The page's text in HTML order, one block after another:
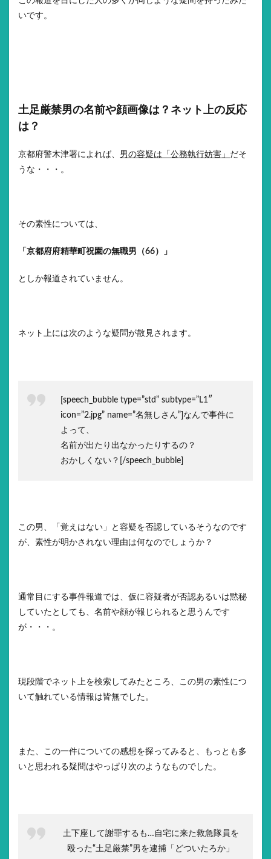
いです。
土足厳禁男の名前や顔画像は？ネット上の反応
は？
京都府警木津署によれば、 男の容疑は「公務執行妨害」 だそ
うな・・・。
その素性については、
「京都府府精華町祝園の無職男（66）」
としか報道されていません。
ネット上には次のような疑問が散見されます。
[speech_bubble type=”std” subtype=”L1″
icon=”2.jpg” name=”名無しさん”]なんで事件に
よって、
名前が出たり出なかったりするの？
おかしくない？[/speech_bubble]
この男、「覚えはない」と容疑を否認しているそうなのです
が、素性が明かされない理由は何なのでしょうか？
通常目にする事件報道では、仮に容疑者が否認あるいは黙秘
していたとしても、名前や顔が報じられると思うんです
が・・・。
現段階でネット上を検索してみたところ、この男の素性につ
いて触れている情報は皆無でした。
また、この一件についての感想を探ってみると、もっとも多
いと思われる疑問はやっぱり次のようなものでした。
土下座して謝罪するも…自宅に来た救急隊員を
殴った“土足厳禁”男を逮捕「どついたろか」